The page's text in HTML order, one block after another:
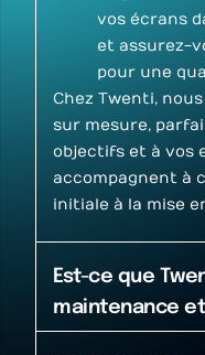
vos écrans
et assurez-
pour une
Chez Twenti,
sur mesure,
objectifs et à vos
accompagnent à
initiale à la mise
Est-ce que
maintenance